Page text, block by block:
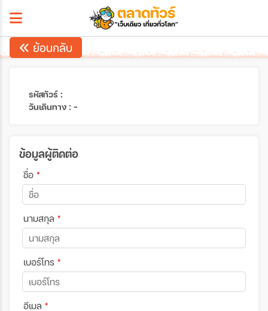
ย้อนกลับ
รหัสทัวร์ :
วันเดินทาง : -
ข้อมูลผู้ติดต่อ
ชื่อ *
นามสกุล *
เบอร์โทร *
อีเมล *